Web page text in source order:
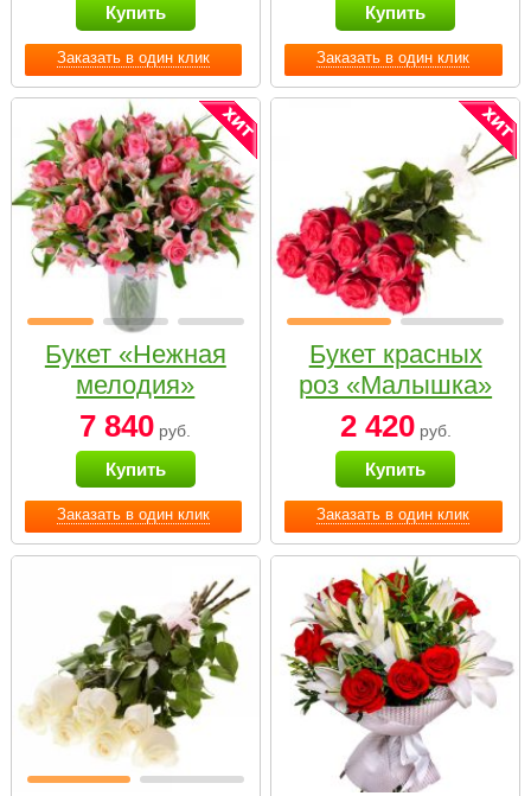
Заказать в один клик
Купить
Заказать в один клик
Купить
Заказать в один клик
Букет «Нежная
мелодия»
7 840 руб.
Купить
Заказать в один клик
Букет красных
роз «Малышка»
2 420руб.
Купить